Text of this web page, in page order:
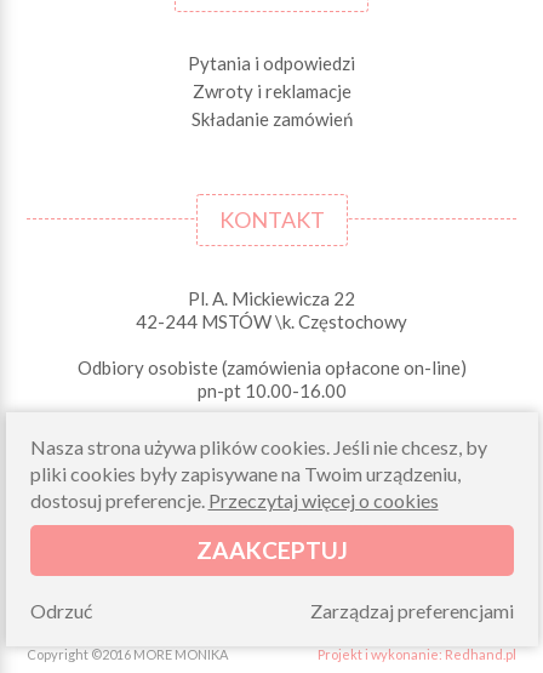
Pytania i odpowiedzi
Zwroty i reklamacje
Składanie zamówień
KONTAKT
Pl. A. Mickiewicza 22
42-244 MSTÓW \k. Częstochowy
Odbiory osobiste (zamówienia opłacone on-line)
pn-pt 10.00-16.00
+48 34 506 50 60
+48 34 506 50 70
NIP 573 262 56 01
Copyright ©2016 MORE MONIKA
Projekt i wykonanie: Redhand.pl
Nasza strona używa plików cookies. Jeśli nie chcesz, by
pliki cookies były zapisywane na Twoim urządzeniu,
dostosuj preferencje. Przeczytaj więcej o cookies
ZAAKCEPTUJ
Zarządzaj preferencjami
Odrzuć